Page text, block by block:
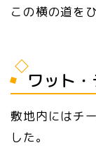
この横の道を
ワット
敷地内にはチ
した。